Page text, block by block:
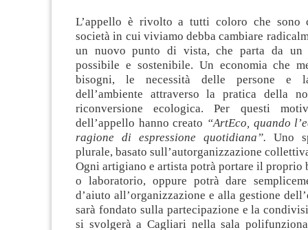
L’appello è rivolto a tutti coloro che sono
società in cui viviamo debba cambiare
un nuovo punto di vista, che parta da un
possibile e sostenibile. Un economia che
bisogni, le necessità delle persone e
dell’ambiente attraverso la pratica della
riconversione ecologica. Per questi
dell’appello hanno creato “ArtEco, quando
ragione di espressione quotidiana”. Uno
plurale, basato sull’autorganizzazione
Ogni artigiano e artista potrà portare il proprio
o laboratorio, oppure potrà dare
d’aiuto all’organizzazione e alla gestione
sarà fondato sulla partecipazione e la
si svolgerà a Cagliari nella sala